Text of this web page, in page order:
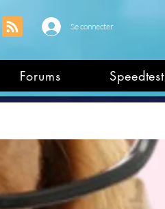
Se connecter
Forums Speedtest